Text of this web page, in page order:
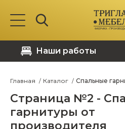
Наши работы
Главная Каталог Спальные
Страница №2 -
гарнитуры от
производителя